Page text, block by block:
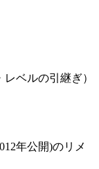
ベルの引継ぎ）
年公開)のリメ